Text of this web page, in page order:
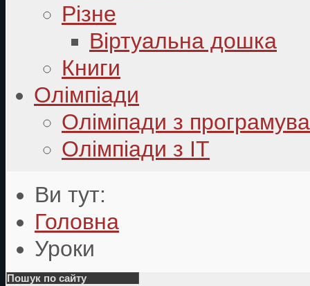
Різне
Віртуальна дошка
Книги
Олімпіади
Оліміпади з
Олімпіади з ІТ
Ви тут:
Головна
Уроки
Пошук по сайту